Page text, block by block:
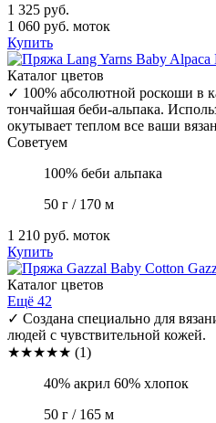
1 325 руб.
1 060 руб. моток
Купить
Каталог цветов
✓ 100% абсолютной роскоши в
тончайшая беби-альпака.
окутывает теплом все ваши
Советуем
100% беби альпака
50 г / 170 м
1 210 руб. моток
Купить
Каталог цветов
Ещё 42
✓ Создана специально для
людей с чувствительной кожей.
★★★★★ (1)
40% акрил 60% хлопок
50 г / 165 м